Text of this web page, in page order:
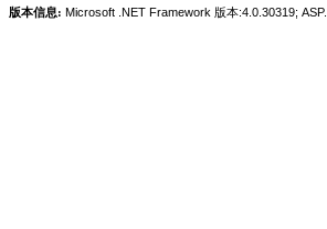
版本信息: Microsoft .NET Framework 版本:4.0.30319;